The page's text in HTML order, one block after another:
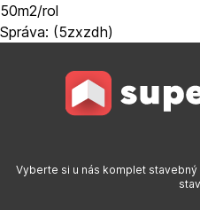
50m2/rol
Správa: (5zxzdh)
Vyberte si u nás komplet